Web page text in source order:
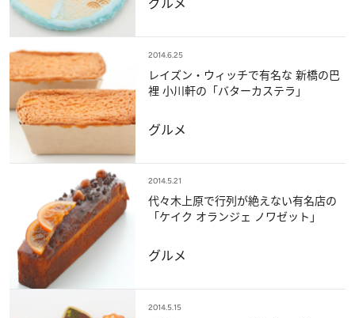
グルメ
2014.6.25
レイズン・ウィッチで有名な 新橋の巴
裡 小川軒の「バターカステラ」
グルメ
2014.5.21
代々木上原で行列が絶えない有名店の
「ケイク オランジェ ノワゼット」
グルメ
2014.5.15